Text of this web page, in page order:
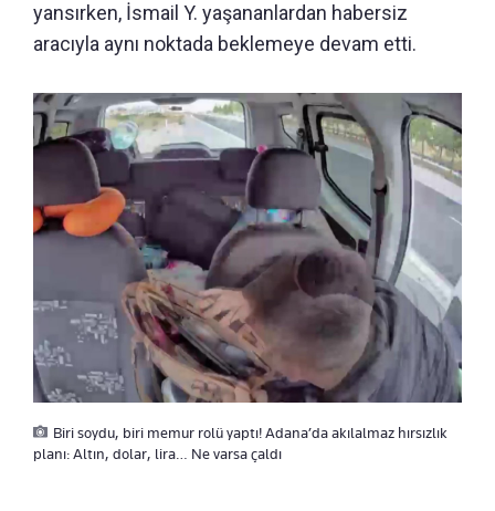
yansırken, İsmail Y. yaşananlardan habersiz
aracıyla aynı noktada beklemeye devam etti.
Biri soydu, biri memur rolü yaptı! Adana’da akılalmaz hırsızlık
planı: Altın, dolar, lira… Ne varsa çaldı